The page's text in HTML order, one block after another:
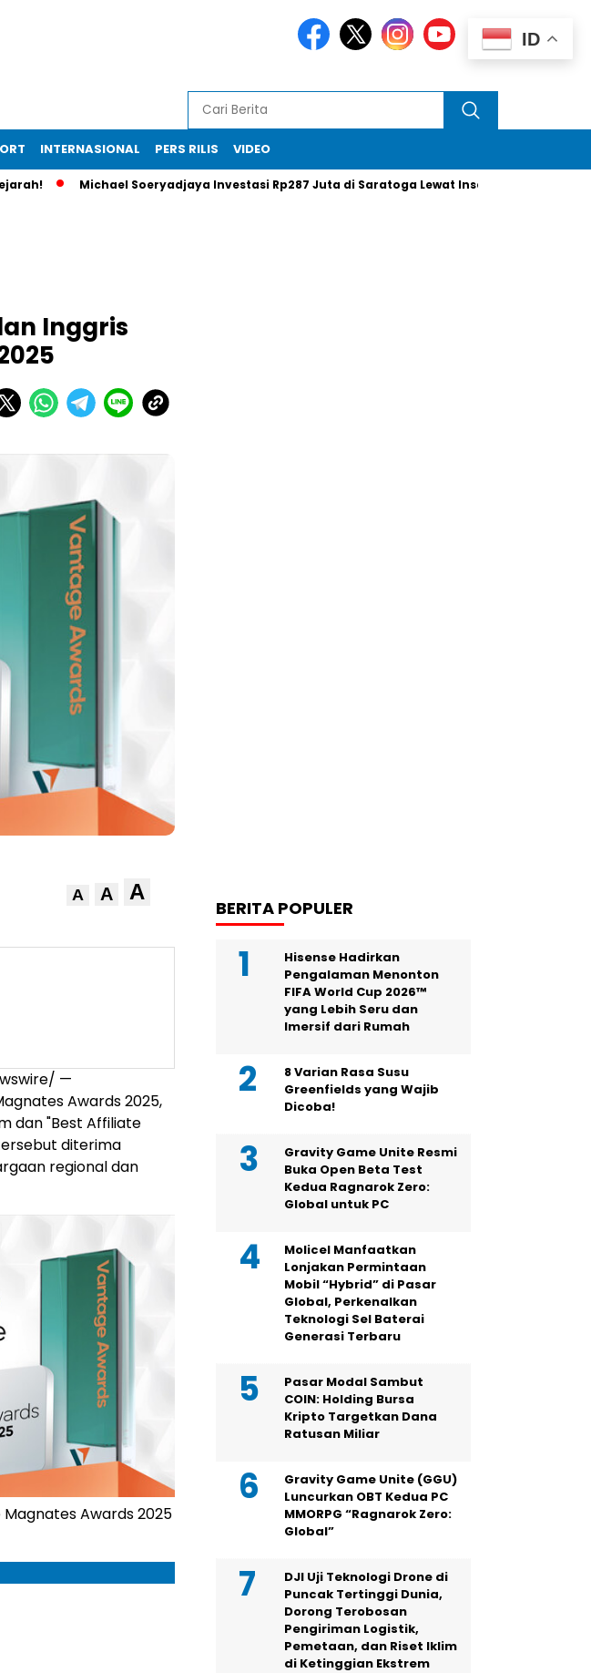
INTERNASIONAL PERS RILIS VIDEO
Michael Soeryadjaya Investasi Rp287 Juta di Saratoga Lewat Insentif Saham
Inggris
A A A
—
Awards 2025,
dan "Best Affiliate
diterima
regional dan
Awards 2025
BERITA POPULER
Hisense Hadirkan
Pengalaman Menonton
FIFA World Cup 2026™
yang Lebih Seru dan
Imersif dari Rumah
8 Varian Rasa Susu
Greenfields yang Wajib
Dicoba!
Gravity Game Unite Resmi
Buka Open Beta Test
Kedua Ragnarok Zero:
Global untuk PC
Molicel Manfaatkan
Lonjakan Permintaan
Mobil “Hybrid” di Pasar
Global, Perkenalkan
Teknologi Sel Baterai
Generasi Terbaru
Pasar Modal Sambut
COIN: Holding Bursa
Kripto Targetkan Dana
Ratusan Miliar
Gravity Game Unite (GGU)
Luncurkan OBT Kedua PC
MMORPG “Ragnarok Zero:
Global”
DJI Uji Teknologi Drone di
Puncak Tertinggi Dunia,
Dorong Terobosan
Pengiriman Logistik,
Pemetaan, dan Riset Iklim
di Ketinggian Ekstrem
ID